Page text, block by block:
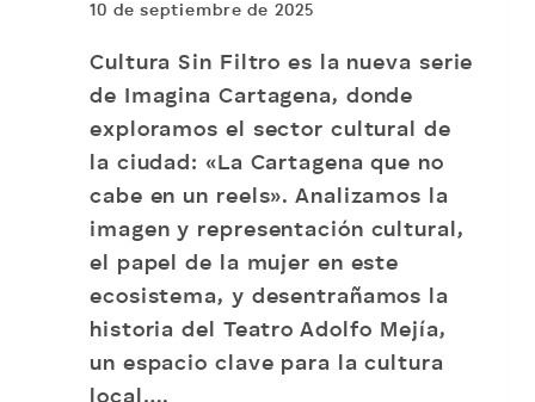
10 de septiembre de 2025
Cultura Sin Filtro es la nueva serie
de Imagina Cartagena, donde
exploramos el sector cultural de
la ciudad: «La Cartagena que no
cabe en un reels». Analizamos la
imagen y representación cultural,
el papel de la mujer en este
ecosistema, y desentrañamos la
historia del Teatro Adolfo Mejía,
un espacio clave para la cultura
local….